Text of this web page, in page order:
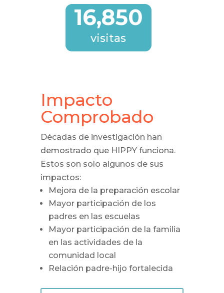
16,850
visitas
Impacto
Comprobado
Décadas de investigación han
demostrado que HIPPY funciona.
Estos son solo algunos de sus
impactos:
Mejora de la preparación escolar
Mayor participación de los
padres en las escuelas
Mayor participación de la familia
en las actividades de la
comunidad local
Relación padre-hijo fortalecida